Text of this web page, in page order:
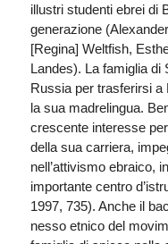
illustri studenti ebrei di
generazione
[Regina] Weltfish,
Landes). La famiglia di
Russia per trasferirsi a
la sua madrelingua.
crescente interesse
della sua carriera,
nell’attivismo ebraico,
importante centro
1997, 735). Anche il
nesso etnico del